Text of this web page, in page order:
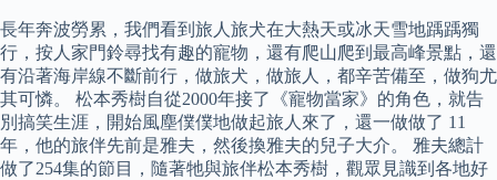
長年奔波勞累，我們看到旅人旅犬在大熱天或冰天雪地踽踽獨
行，按人家門鈴尋找有趣的寵物，還有爬山爬到最高峰景點，還
有沿著海岸線不斷前行，做旅犬，做旅人，都辛苦備至，做狗尤
其可憐。 松本秀樹自從2000年接了《寵物當家》的角色，就告
別搞笑生涯，開始風塵僕僕地做起旅人來了，還一做做了 11
年，他的旅伴先前是雅夫，然後換雅夫的兒子大介。 雅夫總計
做了254集的節目，隨著牠與旅伴松本秀樹，觀眾見識到各地好